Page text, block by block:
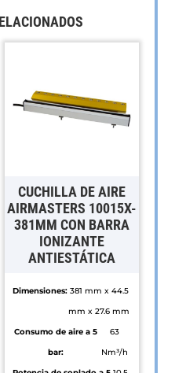
CUCHILLA DE AIRE
AIRMASTERS 10015X-
381MM CON BARRA
IONIZANTE
ANTIESTÁTICA
Dimensiones: 381 mm x 44.5
mm x 27.6 mm
Consumo de aire a 5
bar:
63
Nm³/h